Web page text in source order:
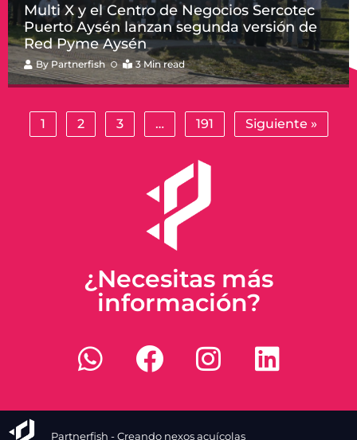
Multi X y el Centro de Negocios Sercotec
Puerto Aysén lanzan segunda versión de
Red Pyme Aysén
By Partnerfish 3 Min read
1 2 3 … 191 Siguiente »
¿Necesitas más
información?
Partnerfish - Creando nexos acuícolas